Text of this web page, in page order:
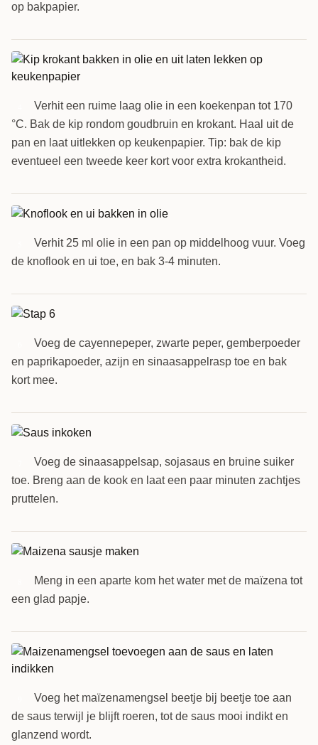
op bakpapier.
Verhit een ruime laag olie in een koekenpan tot 170
°C. Bak de kip rondom goudbruin en krokant. Haal uit de
pan en laat uitlekken op keukenpapier. Tip: bak de kip
eventueel een tweede keer kort voor extra krokantheid.
Verhit 25 ml olie in een pan op middelhoog vuur. Voeg
de knoflook en ui toe, en bak 3-4 minuten.
Voeg de cayennepeper, zwarte peper, gemberpoeder
en paprikapoeder, azijn en sinaasappelrasp toe en bak
kort mee.
Voeg de sinaasappelsap, sojasaus en bruine suiker
toe. Breng aan de kook en laat een paar minuten zachtjes
pruttelen.
Meng in een aparte kom het water met de maïzena tot
een glad papje.
Voeg het maïzenamengsel beetje bij beetje toe aan
de saus terwijl je blijft roeren, tot de saus mooi indikt en
glanzend wordt.